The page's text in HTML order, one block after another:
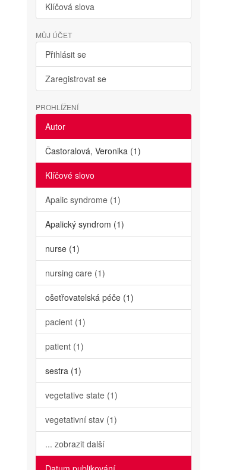
Klíčová slova
MŮJ ÚČET
Přihlásit se
Zaregistrovat se
PROHLÍŽENÍ
Autor
Častoralová, Veronika (1)
Klíčové slovo
Apalic syndrome (1)
Apalický syndrom (1)
nurse (1)
nursing care (1)
ošetřovatelská péče (1)
pacient (1)
patient (1)
sestra (1)
vegetative state (1)
vegetativní stav (1)
... zobrazit další